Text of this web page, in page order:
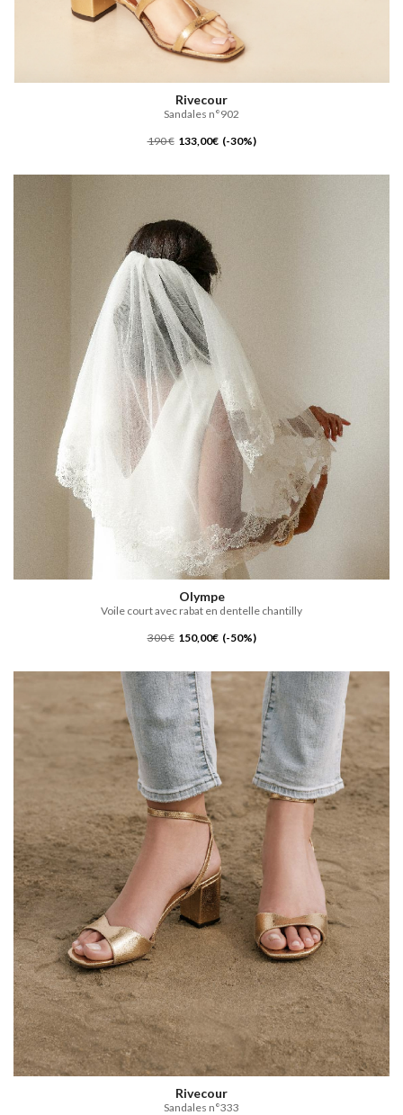
Rivecour
Sandales n°902
190 € 133,00€ (-30%)
Olympe
Voile court avec rabat en dentelle chantilly
300 € 150,00€ (-50%)
Rivecour
Sandales n°333